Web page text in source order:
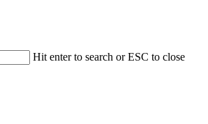
Hit enter to search or ESC to close